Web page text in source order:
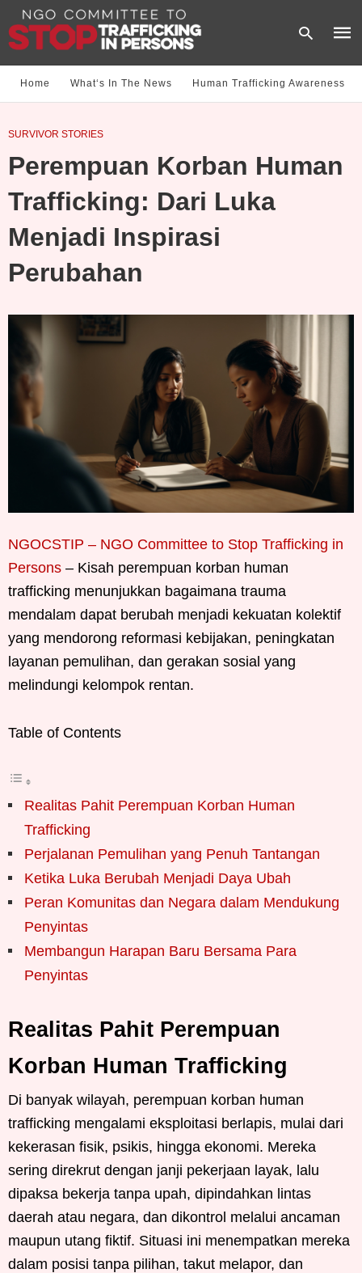
and
Home What‘s In The News Human Trafficking Awareness
SURVIVOR STORIES
Perempuan Korban Human
Trafficking: Dari Luka
Menjadi Inspirasi
Perubahan
NGOCSTIP – NGO Committee to Stop Trafficking in
Persons – Kisah perempuan korban human
trafficking menunjukkan bagaimana trauma
mendalam dapat berubah menjadi kekuatan kolektif
yang mendorong reformasi kebijakan, peningkatan
layanan pemulihan, dan gerakan sosial yang
melindungi kelompok rentan.
Table of Contents
Realitas Pahit Perempuan Korban Human
Trafficking
Perjalanan Pemulihan yang Penuh Tantangan
Ketika Luka Berubah Menjadi Daya Ubah
Peran Komunitas dan Negara dalam Mendukung
Penyintas
Membangun Harapan Baru Bersama Para
Penyintas
Realitas Pahit Perempuan
Korban Human Trafficking
Di banyak wilayah, perempuan korban human
trafficking mengalami eksploitasi berlapis, mulai dari
kekerasan fisik, psikis, hingga ekonomi. Mereka
sering direkrut dengan janji pekerjaan layak, lalu
dipaksa bekerja tanpa upah, dipindahkan lintas
daerah atau negara, dan dikontrol melalui ancaman
maupun utang fiktif. Situasi ini menempatkan mereka
dalam posisi tanpa pilihan, takut melapor, dan